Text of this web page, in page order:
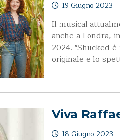
19 Giugno 2023
Il musical
anche a Londra,
2024. "Shucked
originale e lo
Viva
18 Giugno 2023